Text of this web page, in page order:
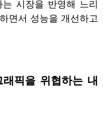
시장을 반영해 느리
면서 성능을 개선하고
픽을 위협하는 내